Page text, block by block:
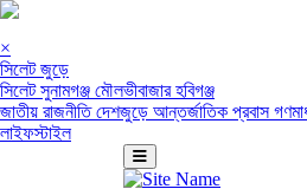
×
সিলেট জুড়ে
সিলেটসুনামগঞ্জ মৌলভীবাজারহবিগঞ্জ
জাতীয় রাজনীতিদেশজুড়ে আন্তর্জাতিক প্রবাস
লাইফস্টাইল